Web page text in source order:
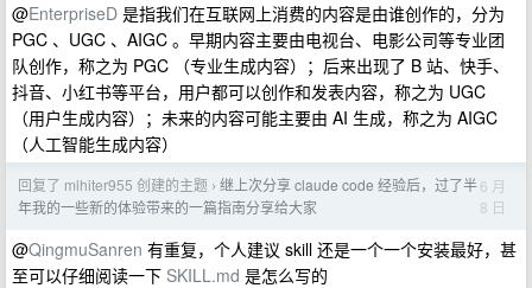
@EnterpriseD 是指我们在互联网上消费的内容是由谁创作的，分为
PGC 、UGC 、AIGC 。早期内容主要由电视台、电影公司等专业团
队创作，称之为 PGC （专业生成内容）；后来出现了 B 站、快手、
抖音、小红书等平台，用户都可以创作和发表内容，称之为 UGC
（用户生成内容）；未来的内容可能主要由 AI 生成，称之为 AIGC
（人工智能生成内容）
回复了 mlhiter955 创建的主题 › 继上次分享 claude code 经验后，过了半
年我的一些新的体验带来的一篇指南分享给大家
6 月
8 日
@QingmuSanren 有重复，个人建议 skill 还是一个一个安装最好，甚
至可以仔细阅读一下 SKILL.md 是怎么写的